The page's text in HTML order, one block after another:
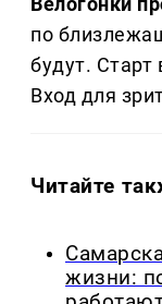
по
будут. Старт
Вход для
Читайте
жизни: